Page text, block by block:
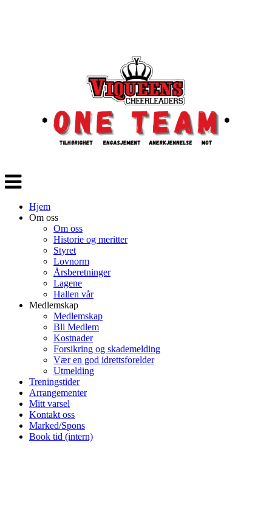
Veksle
navigasjon
Hjem
Om oss
Om oss
Historie og meritter
Styret
Lovnorm
Årsberetninger
Lagene
Hallen vår
Medlemskap
Medlemskap
Bli Medlem
Kostnader
Forsikring og skademelding
Vær en god idrettsforelder
Utmelding
Treningstider
Arrangementer
Mitt varsel
Kontakt oss
Marked/Spons
Book tid (intern)